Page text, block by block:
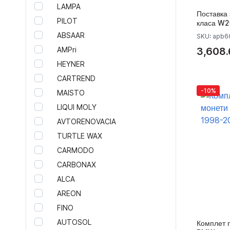
Додатоци за итни случаи
Екстериер
Кровни носачи за таван
Лајсни за врати
Метални капаци за мотор
Тунинг ретровизори
Подкрила
Додатоци за браници
Спојлери Motordrome Design
Тунинг прагови
Резервни делови за тунинг
Тунинг задни браници
Тунинг предни браници
Тунинг Спојлери
LAMPA
PILOT
ABSAAR
AMPri
HEYNER
CARTREND
MAISTO
LIQUI MOLY
AVTORENOVACIA
TURTLE WAX
CARMODO
CARBONAX
ALCA
AREON
FINO
AUTOSOL
класа
SKU:
-10%
Комплет